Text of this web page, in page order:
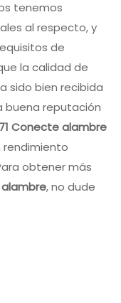
tenemos
al respecto, y
de
la calidad de
sido bien recibida
buena reputación
Conecte alambre
rendimiento
obtener más
alambre, no dude